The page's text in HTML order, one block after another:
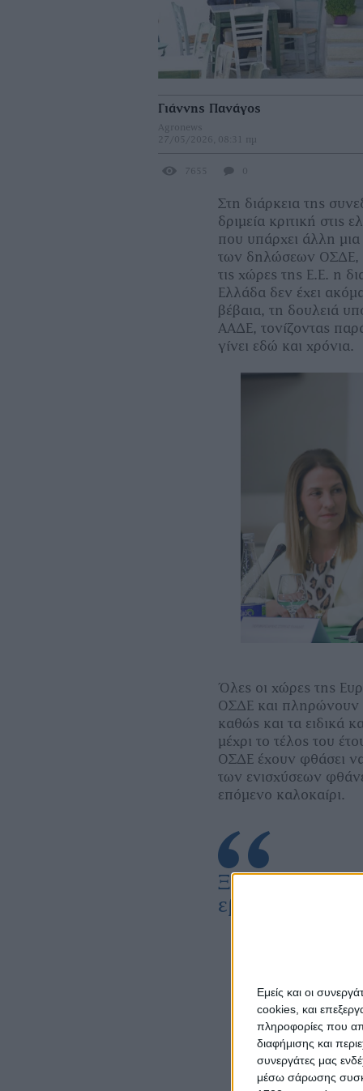
Εμείς και οι
cookies, και
πληροφορίες που
διαφήμισης και
συνεργάτες μας
μέσω σάρωσης
Γιάννης Πανάγος
Agronews
27/05/2026, 08:31 πμ
7655 0
Στη διάρκεια της
δριμεία κριτική στις
που υπάρχει άλλη
των δηλώσεων ΟΣΔΕ,
τις χώρες της Ε.Ε. η
Ελλάδα δεν έχει
βέβαια, τη δουλειά
ΑΑΔΕ, τονίζοντας
γίνει εδώ και χρόνια.
Όλες οι χώρες της
ΟΣΔΕ και πληρώνουν
καθώς και τα ειδικά
μέχρι το τέλος του
ΟΣΔΕ έχουν φθάσει
των ενισχύσεων
επόμενο καλοκαίρι.
Ξεφυλλίστε
εβδομαδιαία